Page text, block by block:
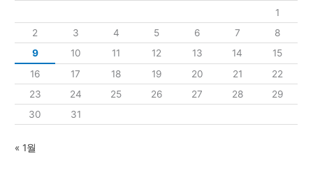
1
2
3 4 5 6 7
8
9
10 11 12 13 14
15
16
17 18 19 20 21
22
23
24 25 26 27 28
29
30
31
« 1월